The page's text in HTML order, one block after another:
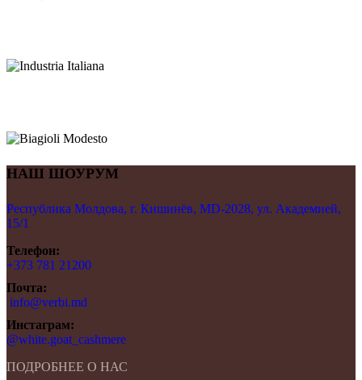
НАШ ШОУРУМ
Республика Молдова, г. Кишинёв, MD-2028, ул. Академией,
15/1
Телефон:
+373 781 21200
Почта:
info@verbi.md
Инстаграм:
@white.goat_cashmere
ПОДРОБНЕЕ О НАС